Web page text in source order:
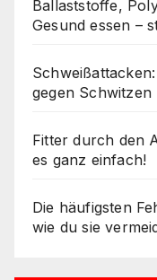
Ballaststoffe,
Gesund essen –
gegen Schwitzen
Fitter durch den
es ganz einfach!
Die häufigsten
wie du sie